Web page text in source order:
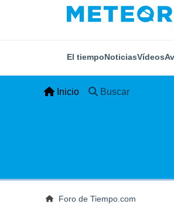
El tiempoNoticiasVídeos
Inicio Buscar
Foro de Tiempo.com